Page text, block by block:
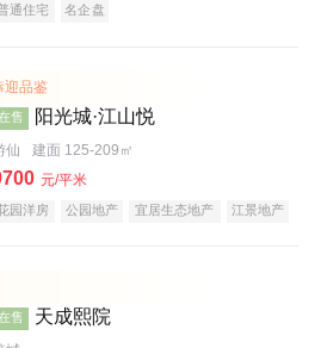
通住宅 名企盘
迎品鉴
售 阳光城·江山悦
仙 建面 125-209㎡
元/平米
园洋房 公园地产 宜居生态地产
江景地产
售 天成熙院